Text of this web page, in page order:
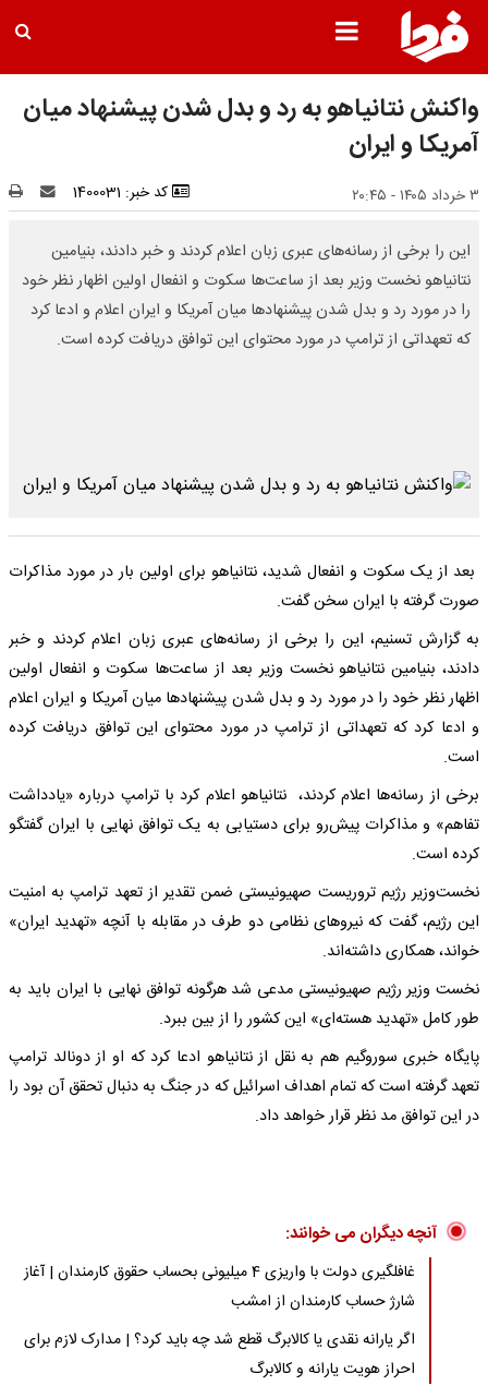
واکنش نتانیاهو به رد و بدل شدن پیشنهاد میان
آمریکا و ایران
۳ خرداد ۱۴۰۵ - ۲۰:۴۵ کد خبر: 1400031
این را برخی از رسانه‌های عبری زبان اعلام کردند و خبر دادند، بنیامین
نتانیاهو نخست وزیر بعد از ساعت‌ها سکوت و انفعال اولین اظهار نظر خود
را در مورد رد و بدل شدن پیشنهادها میان آمریکا و ایران اعلام و ادعا کرد
که تعهداتی از ترامپ در مورد محتوای این توافق دریافت کرده است.
بعد از یک سکوت و انفعال شدید، نتانیاهو برای اولین بار در مورد مذاکرات
صورت گرفته با ایران سخن گفت.
به گزارش تسنیم، این را برخی از رسانه‌های عبری زبان اعلام کردند و خبر
دادند، بنیامین نتانیاهو نخست وزیر بعد از ساعت‌ها سکوت و انفعال اولین
اظهار نظر خود را در مورد رد و بدل شدن پیشنهادها میان آمریکا و ایران اعلام
و ادعا کرد که تعهداتی از ترامپ در مورد محتوای این توافق دریافت کرده
است.
برخی از رسانه‌ها اعلام کردند، نتانیاهو اعلام کرد با ترامپ درباره «یادداشت
تفاهم» و مذاکرات پیش‌رو برای دستیابی به یک توافق نهایی با ایران گفتگو
کرده است.
نخست‌وزیر رژیم تروریست صهیونیستی ضمن تقدیر از تعهد ترامپ به امنیت
این رژیم، گفت که نیروهای نظامی دو طرف در مقابله با آنچه «تهدید ایران»
خواند، همکاری داشته‌اند.
نخست وزیر رژیم صهیونیستی مدعی شد هرگونه توافق نهایی با ایران باید به
طور کامل «تهدید هسته‌ای» این کشور را از بین ببرد.
پایگاه خبری سوروگیم هم به نقل از نتانیاهو ادعا کرد که او از دونالد ترامپ
تعهد گرفته است که تمام اهداف اسرائیل که در جنگ به دنبال تحقق آن بود را
در این توافق مد نظر قرار خواهد داد.
آنچه دیگران می خوانند:
غافلگیری دولت با واریزی 4 میلیونی بحساب حقوق کارمندان | آغاز
شارژ حساب کارمندان از امشب
اگر یارانه نقدی یا کالابرگ قطع شد چه باید کرد؟ | مدارک لازم برای
احراز هویت یارانه و کالابرگ